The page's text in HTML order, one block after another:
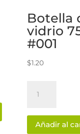
Botella
vidrio
#001
$1.20
750ml
Añadir al